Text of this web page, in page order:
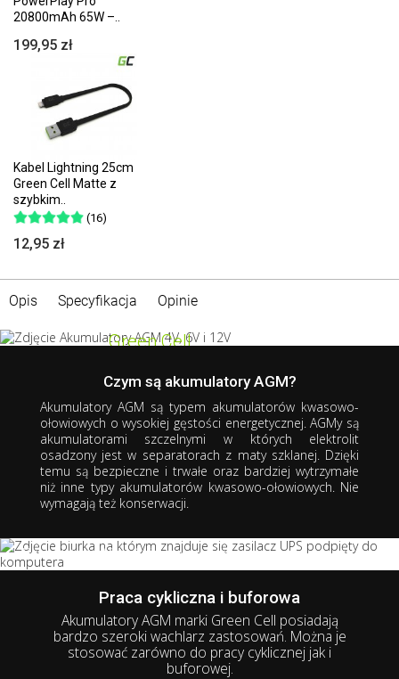
20800mAh 65W –..
199,95 zł
Kabel Lightning 25cm
Green Cell Matte z
szybkim..
(16)
12,95 zł
Opis Specyfikacja Opinie
Green Cell
AkumulatorAGM
Serce Twoich urządzeń
wydajniejsze niż kiedykolwiek
5+ lat żywotności
Gwarancja bezpieczeństwa
Praca w różnych pozycjach
Wysoka wydajność prądowa
Bezobsługowy
Czym są akumulatory AGM?
Akumulatory AGM są typem akumulatorów kwasowo-
ołowiowych o wysokiej gęstości energetycznej. AGMy są
akumulatorami szczelnymi w których elektrolit
osadzony jest w separatorach z maty szklanej. Dzięki
temu są bezpieczne itrwałe oraz bardziej wytrzymałe
niż inne typy akumulatorów kwasowo-ołowiowych. Nie
wymagają też konserwacji.
AkumulatoryAGM świetnie sprawdzają się m.in. w:
w instalacjach fotowoltaicznych,
systemach alarmowych i przeciwpożarowych,
mniejszych pojazdach (np. wózkach golfowych, widłowych,
inwalidzkich, quadach)
dziecięcych zabawkach akumulatorowych.
Praca cykliczna i buforowa
Akumulatory AGM marki Green Cell posiadają
bardzo szeroki wachlarz zastosowań. Można je
stosować zarówno do pracy cyklicznej jak i
buforowej.